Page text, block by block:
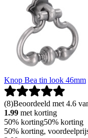
Knop Bea tin look 46mm
(8)Beoordeeld met 4.6
1.99 met korting
50% korting50% korting
50% korting,